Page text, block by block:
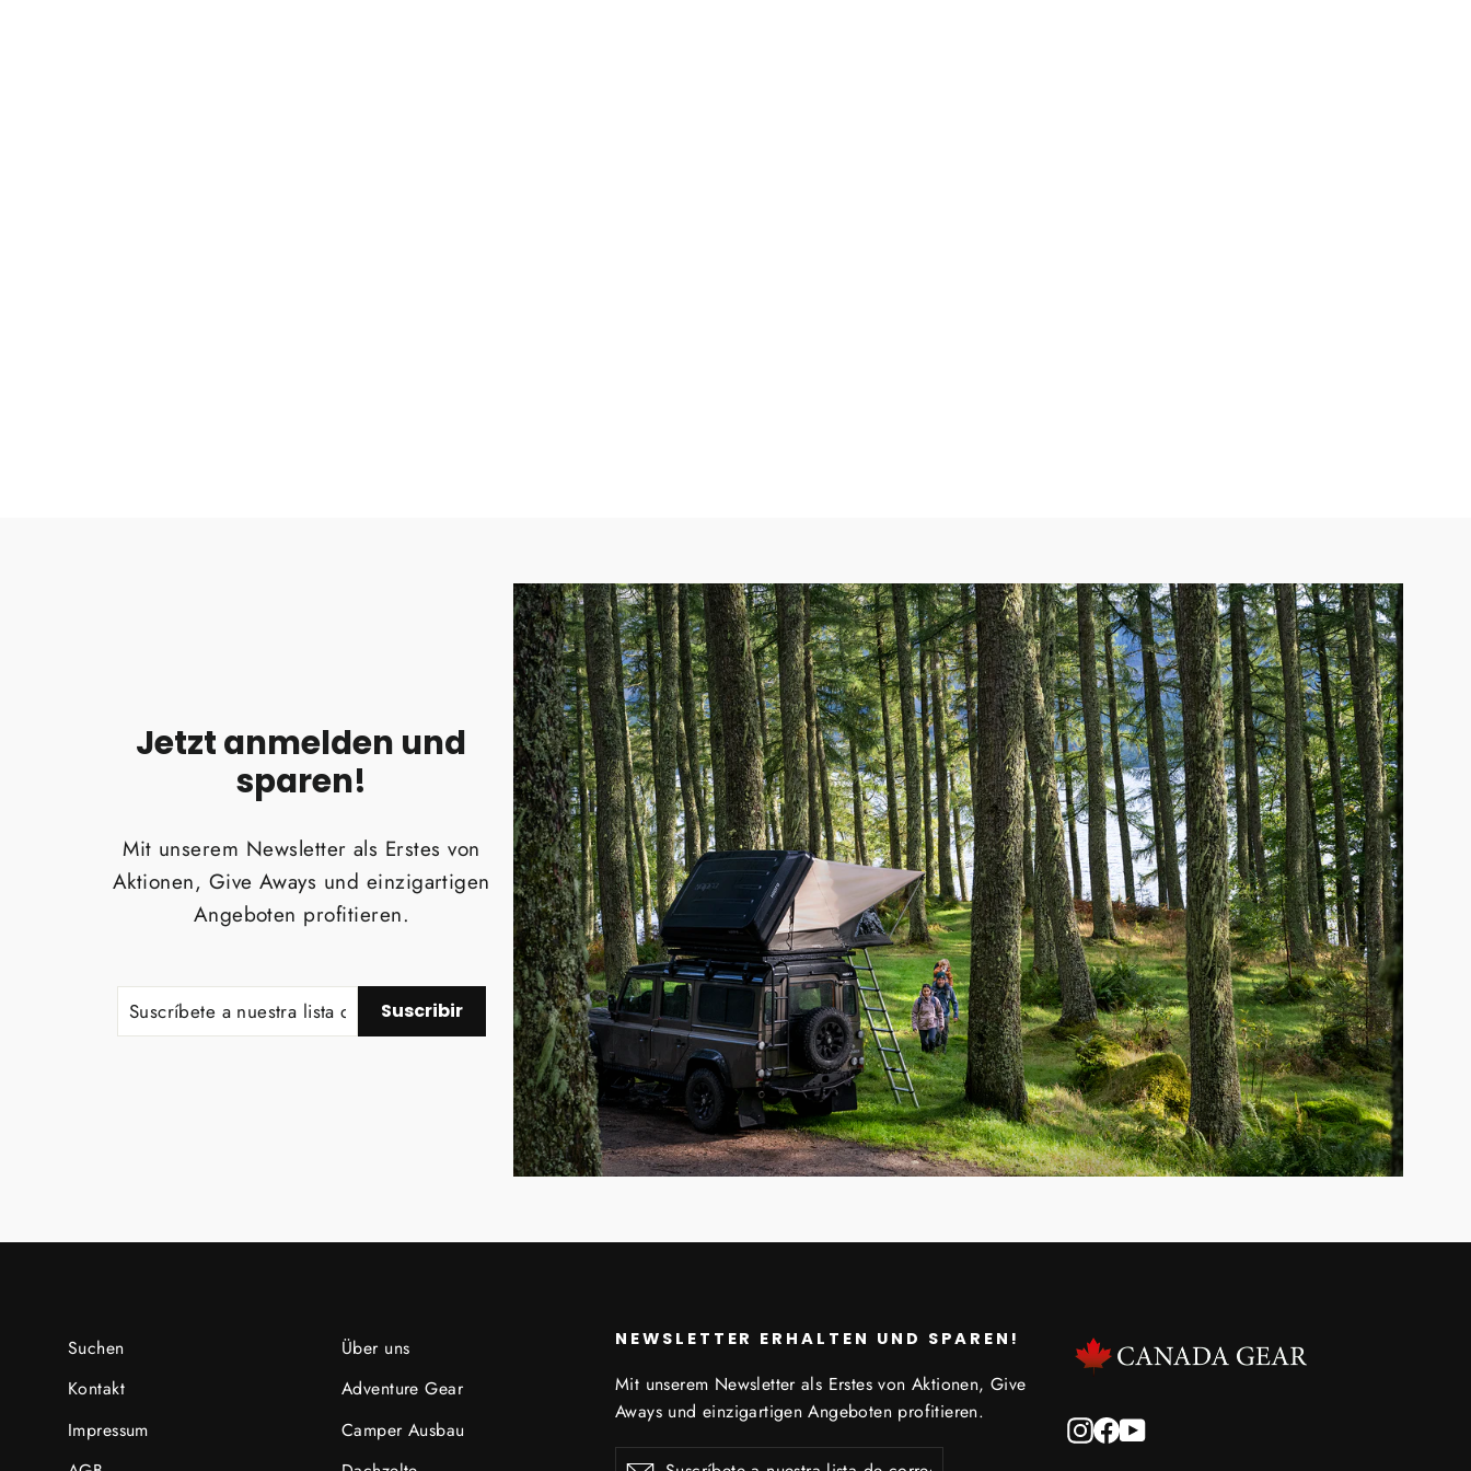
Jetzt anmelden und
sparen!
Mit unserem Newsletter als Erstes von
Aktionen, Give Aways und einzigartigen
Angeboten profitieren.
SUSCRÍBETE
A
SUSCRIBIR
Suscribir
Suchen
Kontakt
Impressum
Über uns
Adventure Gear
Camper Ausbau
NEWSLETTER ERHALTEN UND SPAREN!
Mit unserem Newsletter als Erstes von Aktionen, Give
Aways und einzigartigen Angeboten profitieren.
Suscríbete
Suscribir
Instagram
Facebook
YouTube